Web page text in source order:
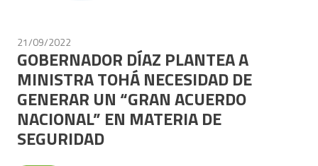
21/09/2022
GOBERNADOR DÍAZ PLANTEA A
MINISTRA TOHÁ NECESIDAD DE
GENERAR UN “GRAN ACUERDO
NACIONAL” EN MATERIA DE
SEGURIDAD